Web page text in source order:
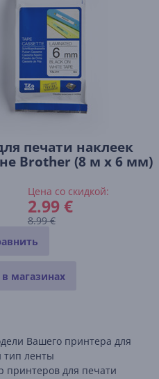
печати наклеек
Brother (8 м x 6 мм)
Цена со скидкой:
2.99 €
8.99 €
магазинах
Вашего принтера для
тип ленты
принтеров для печати